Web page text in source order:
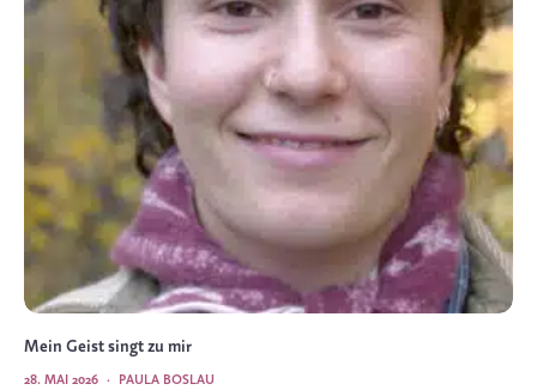
Mein Geist singt zu mir
PAULA BOSLAU
·
28. MAI 2026